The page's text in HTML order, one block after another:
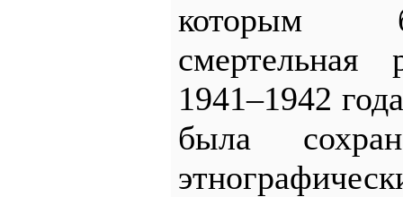
которым
1941–1942
была